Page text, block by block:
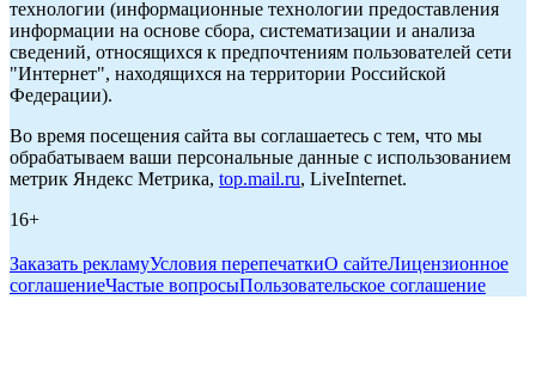
технологии (информационные технологии предоставления
информации на основе сбора, систематизации и анализа
сведений, относящихся к предпочтениям пользователей сети
"Интернет", находящихся на территории Российской
Федерации).
Во время посещения сайта вы соглашаетесь с тем, что мы
обрабатываем ваши персональные данные с использованием
метрик Яндекс Метрика, top.mail.ru, LiveInternet.
16+
Заказать рекламуУсловия перепечаткиО сайтеЛицензионное
соглашениеЧастые вопросыПользовательское соглашение